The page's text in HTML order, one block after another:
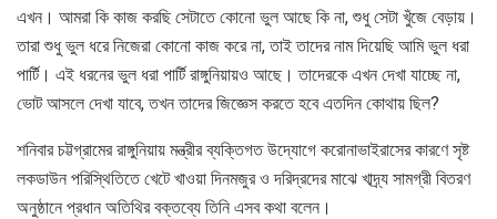
এখন। আমরা কি কাজ করছি সেটাতে কোনো ভুল আছে কি না, শুধু সেটা খুঁজে বেড়ায়।
তারা শুধু ভুল ধরে নিজেরা কোনো কাজ করে না, তাই তাদের নাম দিয়েছি আমি ভুল ধরা
পার্টি। এই ধরনের ভুল ধরা পার্টি রাঙ্গুনিয়ায়ও আছে। তাদেরকে এখন দেখা যাচ্ছে না,
ভোট আসলে দেখা যাবে, তখন তাদের জিজ্ঞেস করতে হবে এতদিন কোথায় ছিল?
শনিবার চট্টগ্রামের রাঙ্গুনিয়ায় মন্ত্রীর ব্যক্তিগত উদ্যোগে করোনাভাইরাসের কারণে সৃষ্ট
লকডাউন পরিস্থিতিতে খেটে খাওয়া দিনমজুর ও দরিদ্রদের মাঝে খাদ্র্য সামগ্রী বিতরণ
অনুষ্ঠানে প্রধান অতিথির বক্তব্যে তিনি এসব কথা বলেন।